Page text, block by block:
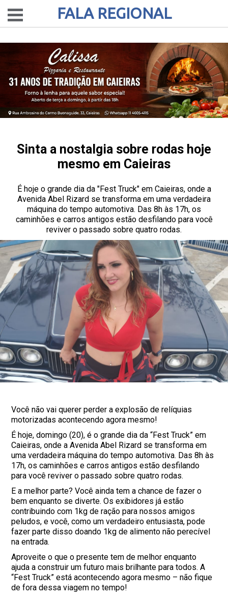
FALA REGIONAL
Sinta a nostalgia sobre rodas hoje
mesmo em Caieiras
É hoje o grande dia da "Fest Truck" em Caieiras, onde a
Avenida Abel Rizard se transforma em uma verdadeira
máquina do tempo automotiva. Das 8h às 17h, os
caminhões e carros antigos estão desfilando para você
reviver o passado sobre quatro rodas.
Você não vai querer perder a explosão de relíquias
motorizadas acontecendo agora mesmo!
É hoje, domingo (20), é o grande dia da “Fest Truck” em
Caieiras, onde a Avenida Abel Rizard se transforma em
uma verdadeira máquina do tempo automotiva. Das 8h às
17h, os caminhões e carros antigos estão desfilando
para você reviver o passado sobre quatro rodas.
E a melhor parte? Você ainda tem a chance de fazer o
bem enquanto se diverte. Os exibidores já estão
contribuindo com 1kg de ração para nossos amigos
peludos, e você, como um verdadeiro entusiasta, pode
fazer parte disso doando 1kg de alimento não perecível
na entrada.
Aproveite o que o presente tem de melhor enquanto
ajuda a construir um futuro mais brilhante para todos. A
“Fest Truck” está acontecendo agora mesmo – não fique
de fora dessa viagem no tempo!